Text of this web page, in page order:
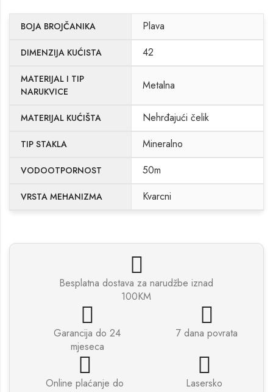
BOJA BROJČANIKA Plava
DIMENZIJA KUĆISTA 42
MATERIJAL I TIP
NARUKVICE
Metalna
MATERIJAL KUĆIŠTA Nehrđajući čelik
TIP STAKLA Mineralno
VODOOTPORNOST 50m
VRSTA MEHANIZMA Kvarcni
Besplatna dostava za narudžbe iznad
100KM
Garancija do 24
mjeseca
7 dana povrata
Online plaćanje do
Lasersko